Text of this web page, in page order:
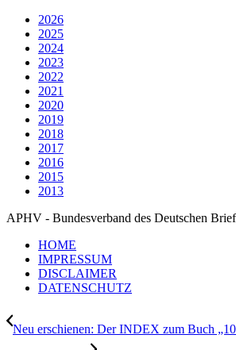
2026
2025
2024
2023
2022
2021
2020
2019
2018
2017
2016
2015
2013
APHV - Bundesverband des Deutschen
HOME
IMPRESSUM
DISCLAIMER
DATENSCHUTZ
Neu erschienen: Der INDEX zum Buch